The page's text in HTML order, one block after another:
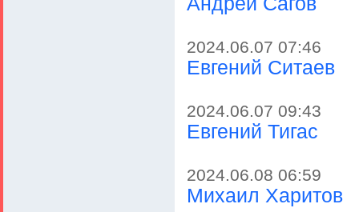
2024.06.07 07:46
Евгений Ситаев
2024.06.07 09:43
Евгений Тигас
2024.06.08 06:59
Михаил Харитов